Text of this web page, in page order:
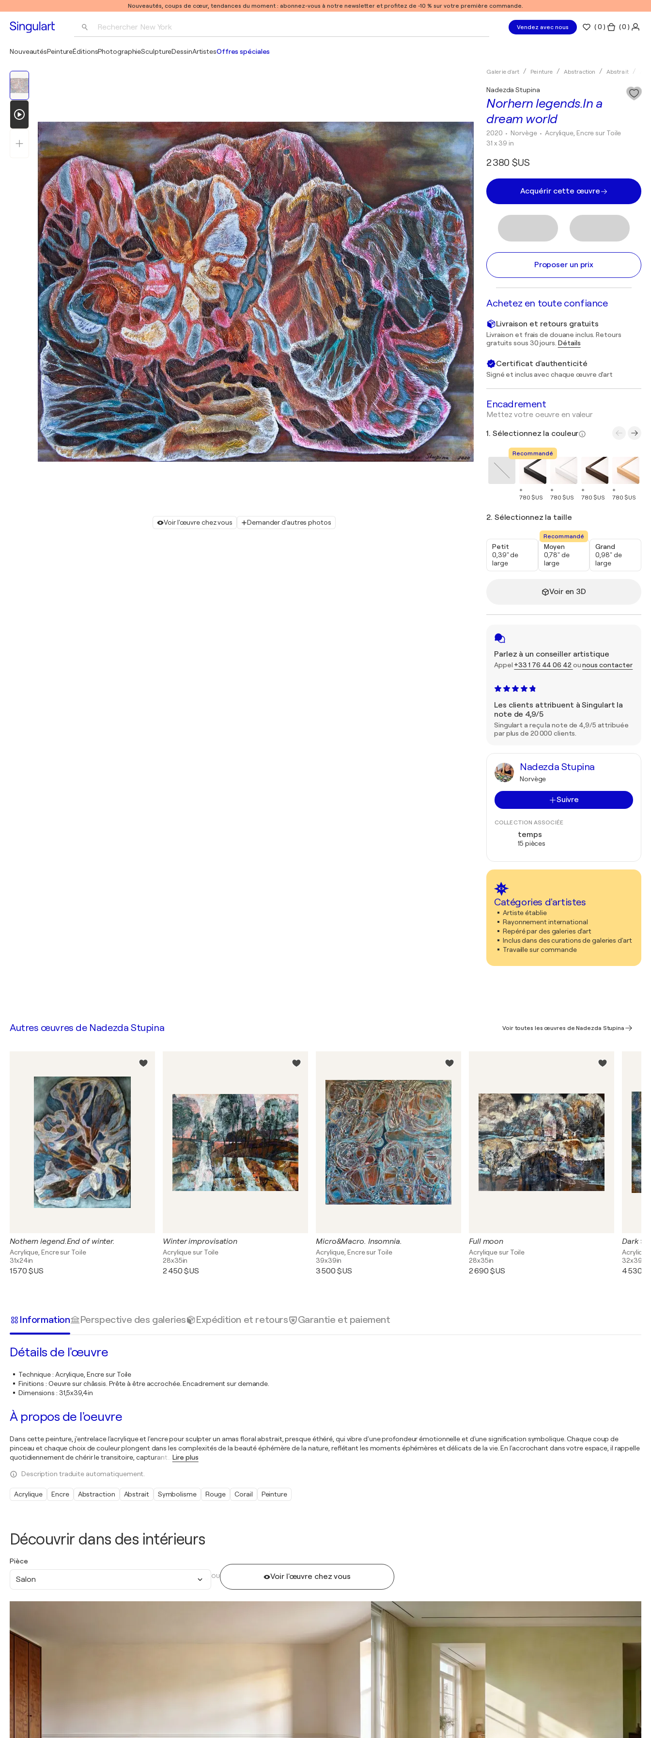
Nouveautés, coups de cœur, tendances du moment : abonnez-vous à notre newsletter et profitez de -10 % sur votre première commande.
Rechercher New York Vendez avec nous (0 ) ( 0 )
NouveautésPeintureÉditionsPhotographieSculptureDessinArtistesOffres spéciales
Voir l'œuvre chez vous Demander d'autres photos
Galerie d'art Peinture Abstraction Abstrait
Norhern legends.In a
dream world
Nadezda Stupina
2020 • Norvège • Acrylique, Encre sur Toile
31 x 39 in
2 380 $US
Acquérir cette œuvre
Proposer un prix
Achetez en toute confiance
Livraison et retours gratuits
Livraison et frais de douane inclus. Retours
gratuits sous 30 jours. Détails
Certificat d'authenticité
Signé et inclus avec chaque œuvre d'art
Encadrement
Mettez votre oeuvre en valeur
1. Sélectionnez la couleur
Recommandé
+
780 $US
+
780 $US
+
780 $US
+
780 $US
2. Sélectionnez la taille
Petit
0,39" de
large
Recommandé
Moyen
0,78" de
large
Grand
0,98" de
large
Voir en 3D
Parlez à un conseiller artistique
Appel +33 1 76 44 06 42 ounous contacter
Les clients attribuent à Singulart la
note de 4,9/5
Singulart a reçu la note de 4,9/5 attribuée
par plus de 20 000 clients.
Nadezda Stupina
Norvège
Suivre
COLLECTION ASSOCIÉE
temps
15 pièces
Catégories d'artistes
Artiste établie
Rayonnement international
Repéré par des galeries d'art
Inclus dans des curations de galeries d'art
Travaille sur commande
Découvrir dans des intérieurs
Pièce
Salon OU Voir l'œuvre chez vous
Autres œuvres de Nadezda Stupina Voir toutes les œuvres de Nadezda Stupina
Nothern legend.End of winter.
Acrylique, Encre sur Toile
31x24in
1 570 $US
Winter improvisation
Acrylique sur Toile
28x35in
2 450 $US
Micro&Macro. Insomnia.
Acrylique, Encre sur Toile
39x39in
3 500 $US
Full moon
Acrylique sur Toile
28x35in
2 690 $US
Dark
32x39in
4 530
Information Perspective des galeries Expédition et retours Garantie et paiement
Détails de l'œuvre
Technique: Acrylique, Encre sur Toile
Finitions : Oeuvre sur châssis. Prête à être accrochée. Encadrement sur demande.
Dimensions : 31,5x39,4in
À propos de l'oeuvre
Dans cette peinture, j'entrelace l'acrylique et l'encre pour sculpter un amas floral abstrait, presque éthéré, qui vibre d'une profondeur émotionnelle et d'une signification symbolique. Chaque coup de
pinceau et chaque choix de couleur plongent dans les complexités de la beauté éphémère de la nature, reflétant les moments éphémères et délicats de la vie. En l'accrochant dans votre espace, il rappelle
quotidiennement de chérir le transitoire, capturant
Lire plus
Description traduite automatiquement.
Acrylique Encre Abstraction Abstrait Symbolisme Rouge Corail Peinture